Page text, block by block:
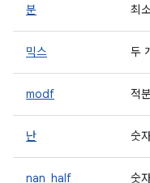
분 최
믹스 두
modf 적
난 숫
nan_half 숫